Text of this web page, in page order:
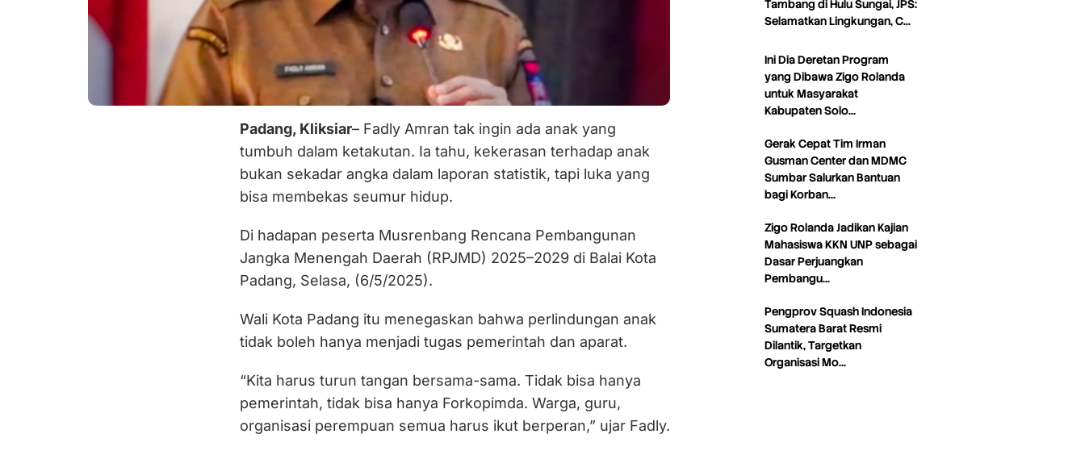
Padang, Kliksiar– Fadly Amran tak ingin ada anak yang
tumbuh dalam ketakutan. Ia tahu, kekerasan terhadap anak
bukan sekadar angka dalam laporan statistik, tapi luka yang
bisa membekas seumur hidup.
Di hadapan peserta Musrenbang Rencana Pembangunan
Jangka Menengah Daerah (RPJMD) 2025–2029 di Balai Kota
Padang, Selasa, (6/5/2025).
Wali Kota Padang itu menegaskan bahwa perlindungan anak
tidak boleh hanya menjadi tugas pemerintah dan aparat.
“Kita harus turun tangan bersama-sama. Tidak bisa hanya
pemerintah, tidak bisa hanya Forkopimda. Warga, guru,
organisasi perempuan semua harus ikut berperan,” ujar Fadly.
Tambang di Hulu Sungai, JPS:
Selamatkan Lingkungan, C…
Ini Dia Deretan Program
yang Dibawa Zigo Rolanda
untuk Masyarakat
Kabupaten Solo…
Gerak Cepat Tim Irman
Gusman Center dan MDMC
Sumbar Salurkan Bantuan
bagi Korban…
Zigo Rolanda Jadikan Kajian
Mahasiswa KKN UNP sebagai
Dasar Perjuangkan
Pembangu…
Pengprov Squash Indonesia
Sumatera Barat Resmi
Dilantik, Targetkan
Organisasi Mo…